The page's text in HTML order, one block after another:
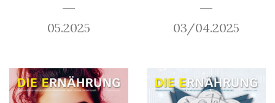
05.2025 03/04.2025